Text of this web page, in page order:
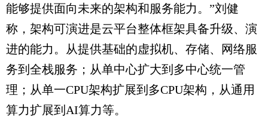
能够提供面向未来的架构和服务能力。”刘健
称，架构可演进是云平台整体框架具备升级、演
进的能力。从提供基础的虚拟机、存储、网络服
务到全栈服务；从单中心扩大到多中心统一管
理；从单一CPU架构扩展到多CPU架构，从通用
算力扩展到AI算力等。